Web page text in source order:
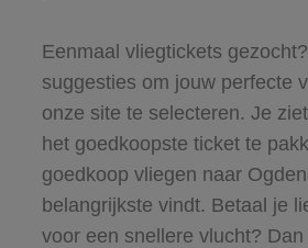
Eenmaal vliegtickets
suggesties om jouw perfecte
onze site te selecteren. Je
het goedkoopste ticket te
goedkoop vliegen naar
belangrijkste vindt. Betaal je
voor een snellere vlucht?